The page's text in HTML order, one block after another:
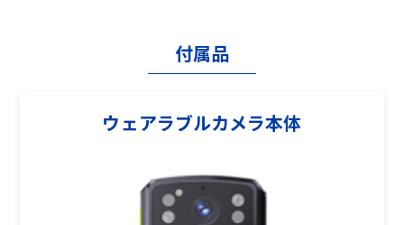
付属品
ウェアラブルカメラ本体